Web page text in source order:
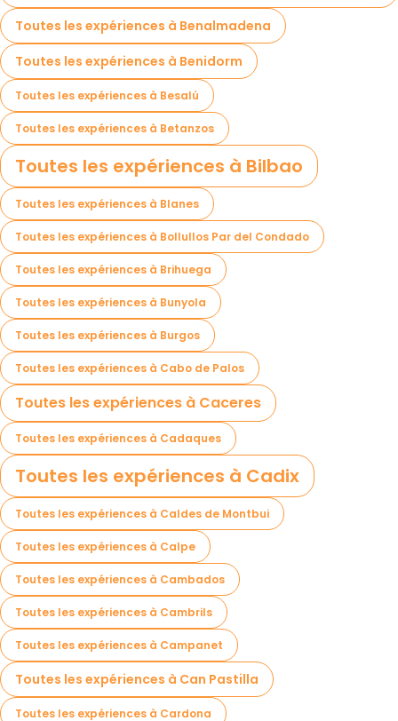
Toutes les expériences à Benalmadena
Toutes les expériences à Benidorm
Toutes les expériences à Besalú
Toutes les expériences à Betanzos
Toutes les expériences à Bilbao
Toutes les expériences à Blanes
Toutes les expériences à Bollullos Par del Condado
Toutes les expériences à Brihuega
Toutes les expériences à Bunyola
Toutes les expériences à Burgos
Toutes les expériences à Cabo de Palos
Toutes les expériences à Caceres
Toutes les expériences à Cadaques
Toutes les expériences à Cadix
Toutes les expériences à Caldes de Montbui
Toutes les expériences à Calpe
Toutes les expériences à Cambados
Toutes les expériences à Cambrils
Toutes les expériences à Campanet
Toutes les expériences à Can Pastilla
Toutes les expériences à Cardona